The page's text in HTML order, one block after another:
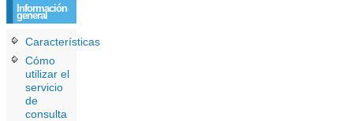
Información
general
Características
Cómo
utilizar el
servicio
de
consulta